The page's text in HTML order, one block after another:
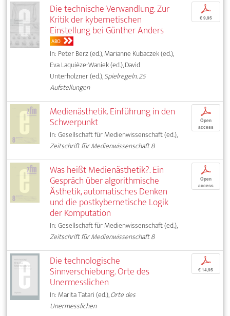
Die technische Verwandlung. Zur
Kritik der kybernetischen
Einstellung bei Günther Anders
ABO
In: Peter Berz (ed.), Marianne Kubaczek (ed.),
Eva Laquièze-Waniek (ed.), David
Unterholzner (ed.),Spielregeln. 25
Aufstellungen
p
€ 9,95
Medienästhetik. Einführung in den
Schwerpunkt
In: Gesellschaft für Medienwissenschaft (ed.),
Zeitschrift für Medienwissenschaft 8
p
Open
access
Was heißt Medienästhetik?. Ein
Gespräch über algorithmische
Ästhetik, automatisches Denken
und die postkybernetische Logik
der Komputation
In: Gesellschaft für Medienwissenschaft (ed.),
Zeitschrift für Medienwissenschaft 8
p
Open
access
Die technologische
Sinnverschiebung. Orte des
Unermesslichen
In: Marita Tatari (ed.),Orte des
Unermesslichen
p
€ 14,95